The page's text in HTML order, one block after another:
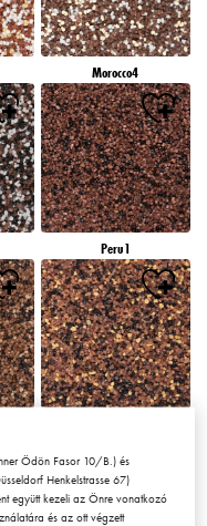
Morocco4
Peru1
Ödön Fasor 10/B.) és
Henkelstrasse 67)
együtt kezeli az Önre vonatkozó
és az ott végzett